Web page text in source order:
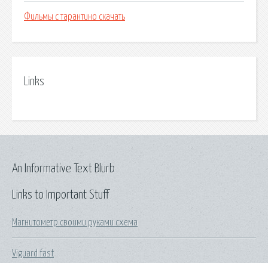
Фильмы с тарантино скачать
Links
Links to Important Stuff
Магнитометр своими руками схема
Viguard fast
An Informative Text Blurb